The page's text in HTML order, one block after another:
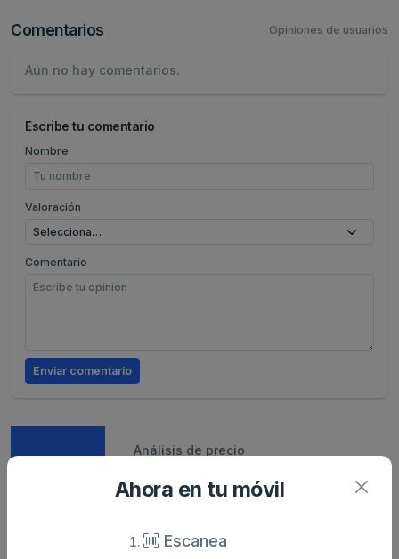
Comentarios Opiniones de usuarios
Aún no hay comentarios.
Escribe tu comentario
Nombre
Valoración
Comentario
Enviar comentario
Análisis de precio
Ahora en tu móvil
Escanea